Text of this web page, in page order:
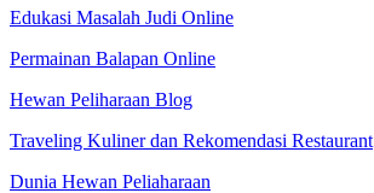
Edukasi Masalah Judi Online
Permainan Balapan Online
Hewan Peliharaan Blog
Traveling Kuliner dan Rekomendasi Restaurant
Dunia Hewan Peliaharaan